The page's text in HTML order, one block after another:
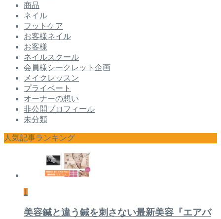
商品
ネイル
フットケア
お客様ネイル
お客様
ネイルスクール
会員様シークレット企画
メイクレッスン
プライベート
オーナーの想い
非公開プロフィール
未分類
人気記事ランキング
1
美容鍼と違う鍼を刺さない最新美容『エアバ